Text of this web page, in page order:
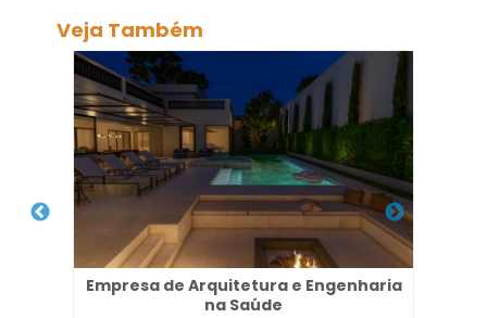
Veja Também
Empresa de Arquitetura e Engenharia
na Saúde